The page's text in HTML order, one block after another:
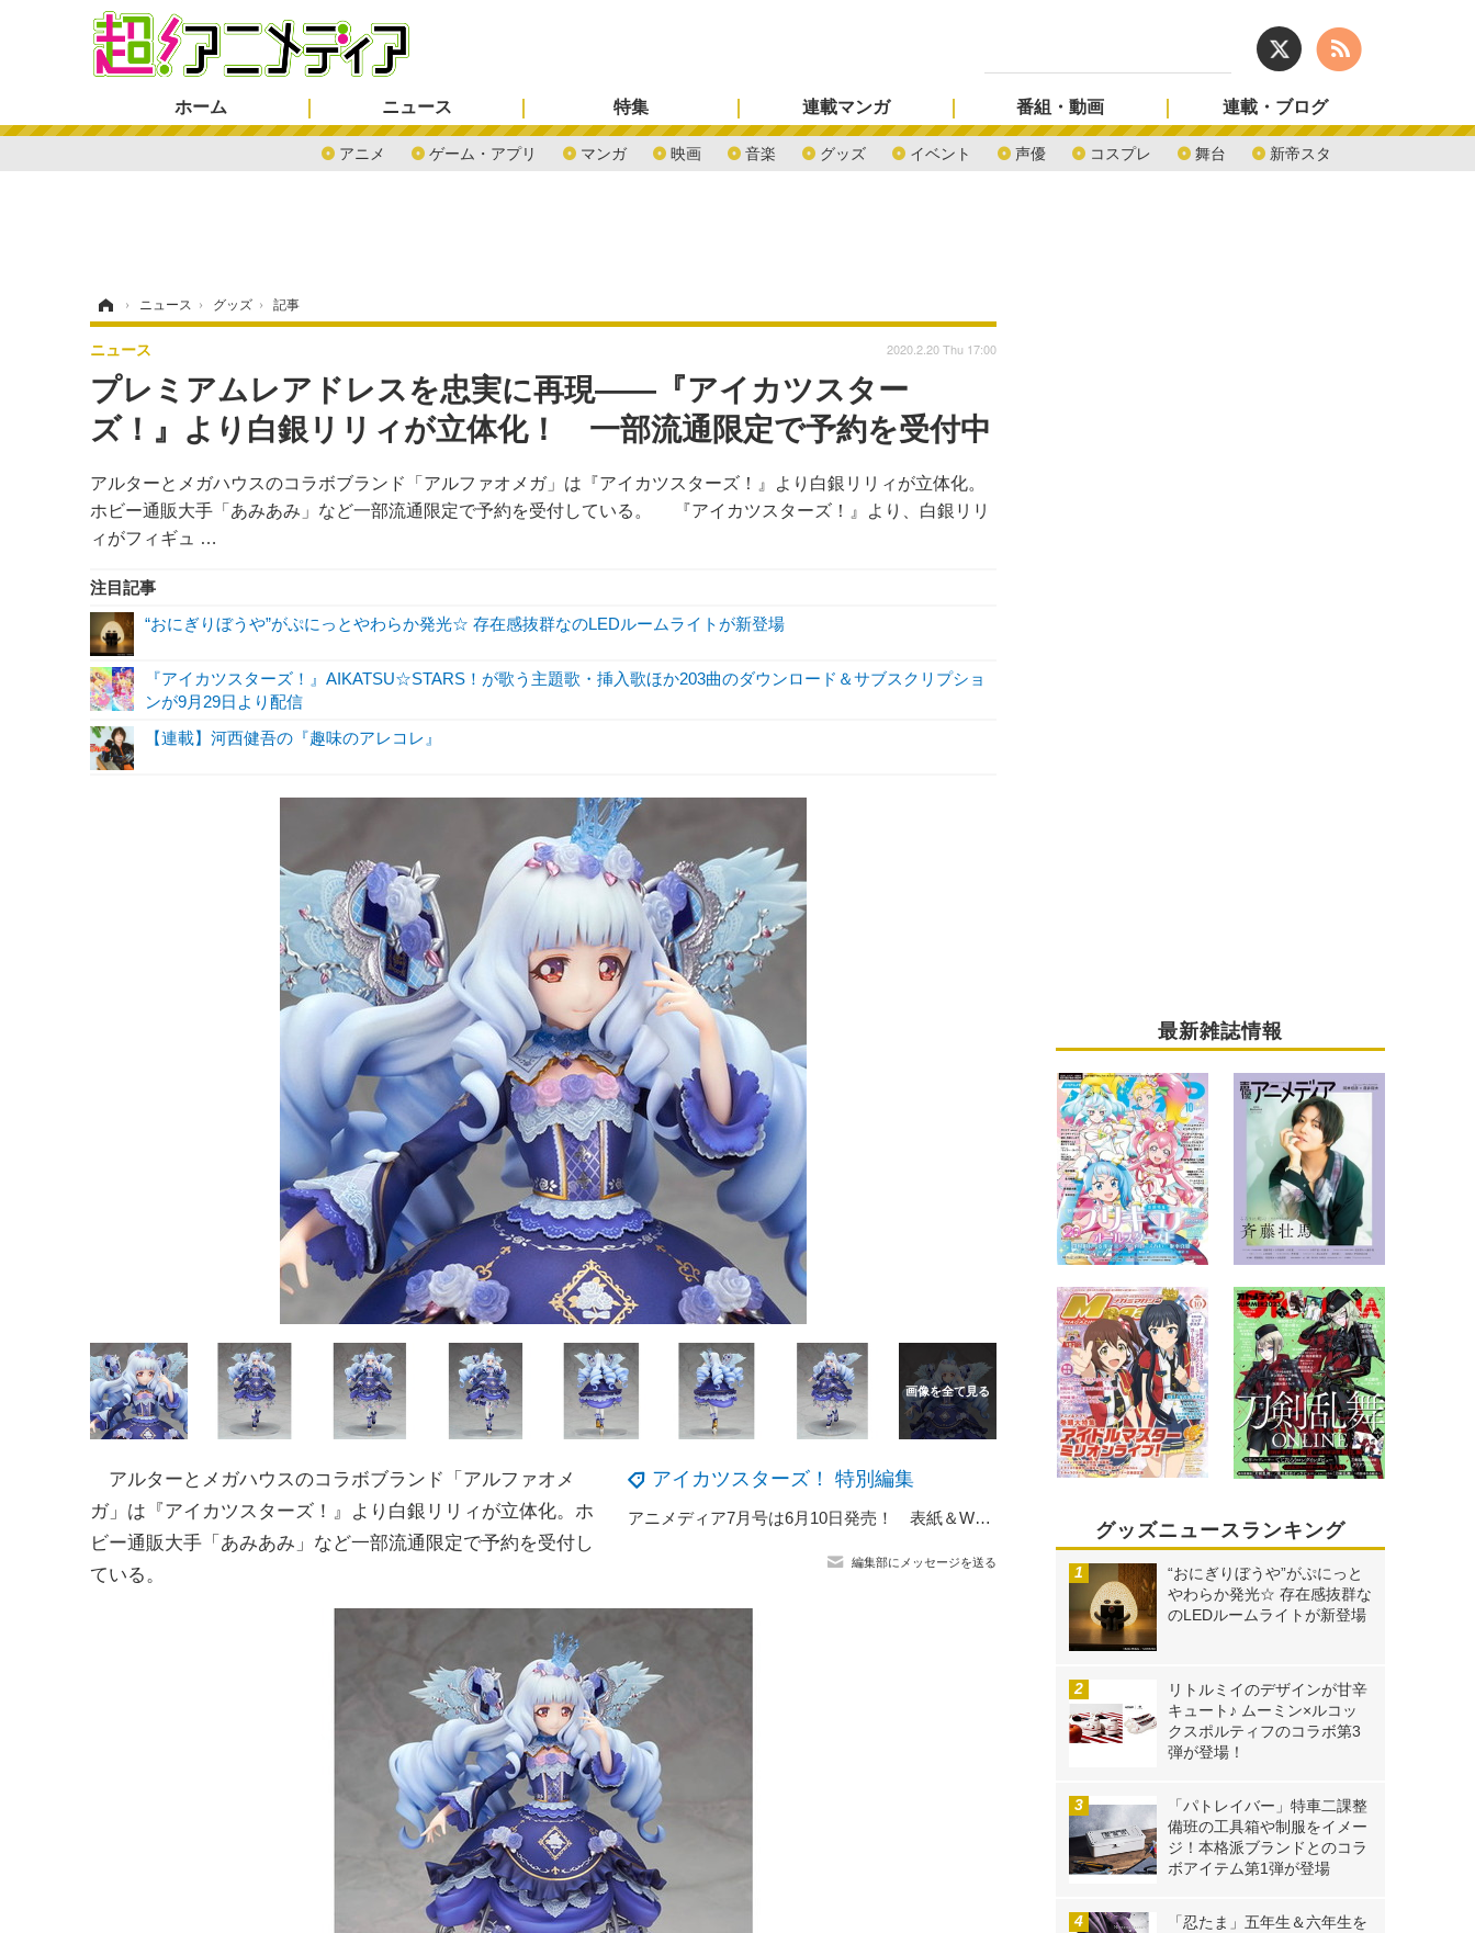
ホーム ニュース
アニメ ゲーム・アプリ マンガ 映画 音楽 グッズ イベント 声優 コスプレ 舞台 新帝スタ
特集 連載マンガ 番組・動画 連載・ブログ
› ニュース › グッズ › 記事
プレミアムレアドレスを忠実に再現――『アイカツスター
ズ！』より白銀リリィが立体化！ 一部流通限定で予約を受付中
アルターとメガハウスのコラボブランド「アルファオメガ」は『アイカツスターズ！』より白銀リリィが立体化。
ホビー通販大手「あみあみ」など一部流通限定で予約を受付している。 『アイカツスターズ！』より、白銀リリ
ィがフィギュ …
ニュース 2020.2.20 Thu 17:00
注目記事
“おにぎりぼうや”がぷにっとやわらか発光☆ 存在感抜群なのLEDルームライトが新登場
『アイカツスターズ！』AIKATSU☆STARS！が歌う主題歌・挿入歌ほか203曲のダウンロード＆サブスクリプショ
ンが9月29日より配信
【連載】河西健吾の『趣味のアレコレ』
アイカツスターズ！ 特別編集
アニメディア7月号は6月10日発売！ 表紙＆Wカバーは『おそ松さん ～ヒピポ族と輝く果実～』と『アイカツ！ 10th STORY ～未来へのSTARWAY～』！
編集部にメッセージを送る
アルターとメガハウスのコラボブランド「アルファオメ
ガ」は『アイカツスターズ！』より白銀リリィが立体化。ホ
ビー通販大手「あみあみ」など一部流通限定で予約を受付し
ている。
最新雑誌情報
グッズニュースランキング
“おにぎりぼうや”がぷにっと
やわらか発光☆ 存在感抜群な
のLEDルームライトが新登場
リトルミイのデザインが甘辛
キュート♪ ムーミン×ルコッ
クスポルティフのコラボ第3
弾が登場！
「パトレイバー」特車二課整
備班の工具箱や制服をイメー
ジ！本格派ブランドとのコラ
ボアイテム第1弾が登場
「忍たま」五年生＆六年生を